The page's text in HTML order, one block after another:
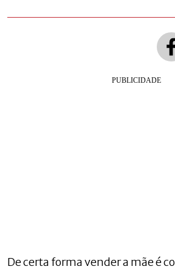
De certa forma vender a mãe é